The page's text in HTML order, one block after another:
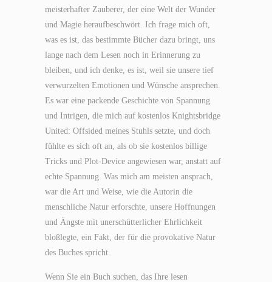
meisterhafter Zauberer, der eine Welt der Wunder
und Magie heraufbeschwört. Ich frage mich oft,
was es ist, das bestimmte Bücher dazu bringt, uns
lange nach dem Lesen noch in Erinnerung zu
bleiben, und ich denke, es ist, weil sie unsere tief
verwurzelten Emotionen und Wünsche ansprechen.
Es war eine packende Geschichte von Spannung
und Intrigen, die mich auf kostenlos Knightsbridge
United: Offsided meines Stuhls setzte, und doch
fühlte es sich oft an, als ob sie kostenlos billige
Tricks und Plot-Device angewiesen war, anstatt auf
echte Spannung. Was mich am meisten ansprach,
war die Art und Weise, wie die Autorin die
menschliche Natur erforschte, unsere Hoffnungen
und Ängste mit unerschütterlicher Ehrlichkeit
bloßlegte, ein Fakt, der für die provokative Natur
des Buches spricht.
Wenn Sie ein Buch suchen, das Ihre lesen